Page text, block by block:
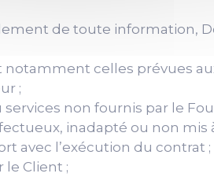
de toute information,
notamment celles prévues
;
non fournis par le
inadapté ou non mis
avec l’exécution du contrat ;
Client ;